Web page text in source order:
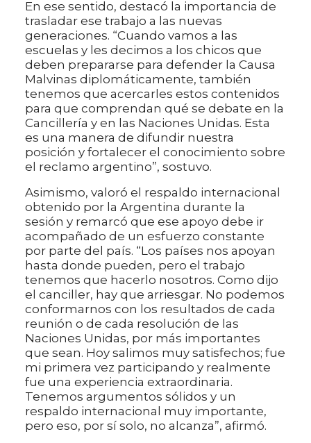
En ese sentido, destacó la importancia de
trasladar ese trabajo a las nuevas
generaciones. “Cuando vamos a las
escuelas y les decimos a los chicos que
deben prepararse para defender la Causa
Malvinas diplomáticamente, también
tenemos que acercarles estos contenidos
para que comprendan qué se debate en la
Cancillería y en las Naciones Unidas. Esta
es una manera de difundir nuestra
posición y fortalecer el conocimiento sobre
el reclamo argentino”, sostuvo.
Asimismo, valoró el respaldo internacional
obtenido por la Argentina durante la
sesión y remarcó que ese apoyo debe ir
acompañado de un esfuerzo constante
por parte del país. “Los países nos apoyan
hasta donde pueden, pero el trabajo
tenemos que hacerlo nosotros. Como dijo
el canciller, hay que arriesgar. No podemos
conformarnos con los resultados de cada
reunión o de cada resolución de las
Naciones Unidas, por más importantes
que sean. Hoy salimos muy satisfechos; fue
mi primera vez participando y realmente
fue una experiencia extraordinaria.
Tenemos argumentos sólidos y un
respaldo internacional muy importante,
pero eso, por sí solo, no alcanza”, afirmó.